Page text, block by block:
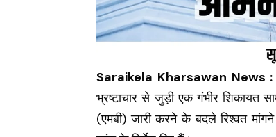
Saraikela Kharsawan News :
भ्रष्टाचार से जुड़ी एक गंभीर शिकायत
(एमबी) जारी करने के बदले रिश्वत